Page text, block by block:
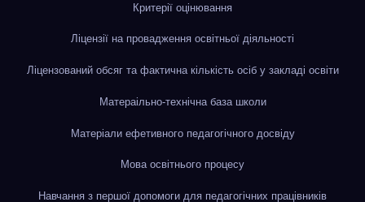
Критерії оцінювання
Ліцензії на провадження освітньої діяльності
Ліцензований обсяг та фактична кількість осіб у закладі освіти
Матераільно-технічна база школи
Матеріали ефетивного педагогічного досвіду
Мова освітнього процесу
Навчання з першої допомоги для педагогічних працівників